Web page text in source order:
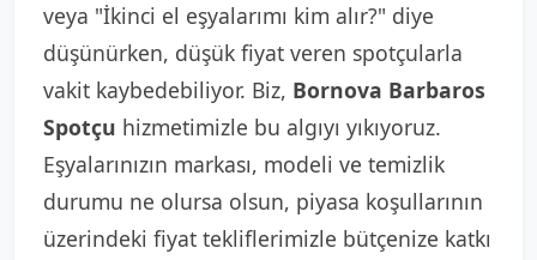
veya "İkinci el eşyalarımı kim alır?" diye
düşünürken, düşük fiyat veren spotçularla
vakit kaybedebiliyor. Biz, Bornova Barbaros
Spotçu hizmetimizle bu algıyı yıkıyoruz.
Eşyalarınızın markası, modeli ve temizlik
durumu ne olursa olsun, piyasa koşullarının
üzerindeki fiyat tekliflerimizle bütçenize katkı